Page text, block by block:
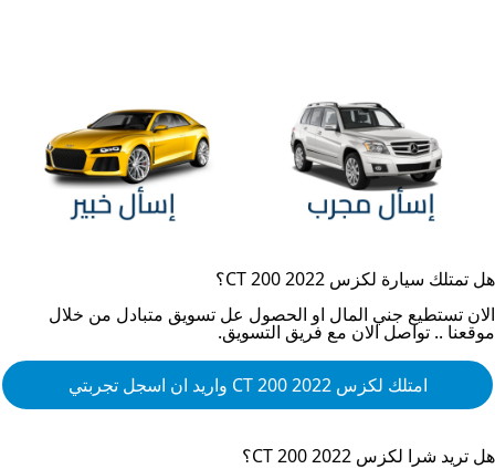
هل تمتلك سيارة لكزس CT 200 2022
؟
الان تستطيع جني المال او الحصول عل تسويق متبادل من خلال
موقعنا .. تواصل الان مع فريق التسويق.
امتلك لكزس CT 200 2022 واريد ان اسجل تجربتي
هل تريد شرا لكزس CT 200 2022
؟